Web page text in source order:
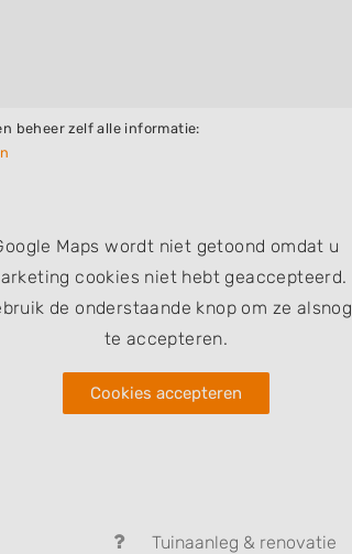
beheer zelf alle informatie:
Maps wordt niet getoond omdat u
cookies niet hebt geaccepteerd.
de onderstaande knop om ze alsnog
te accepteren.
Cookies accepteren
Tuinaanleg & renovatie